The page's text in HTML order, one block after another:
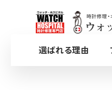
選ばれる理由